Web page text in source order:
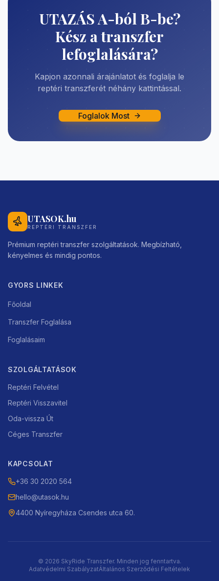
UTAZÁS A-ból B-be?
Kész a transzfer
lefoglalására?
Kapjon azonnali árajánlatot és foglalja le
reptéri transzferét néhány kattintással.
Foglalok Most
UTASOK.hu
REPTÉRI TRANSZFER
Prémium reptéri transzfer szolgáltatások. Megbízható,
kényelmes és mindig pontos.
GYORS LINKEK
Főoldal
Transzfer Foglalása
Foglalásaim
SZOLGÁLTATÁSOK
Reptéri Felvétel
Reptéri Visszavitel
Oda-vissza Út
Céges Transzfer
KAPCSOLAT
+36 30 2020 564
hello@utasok.hu
4400 Nyíregyháza Csendes utca 60.
© 2026 SkyRide Transzfer. Minden jog fenntartva.
Adatvédelmi SzabályzatÁltalános Szerződési Feltételek